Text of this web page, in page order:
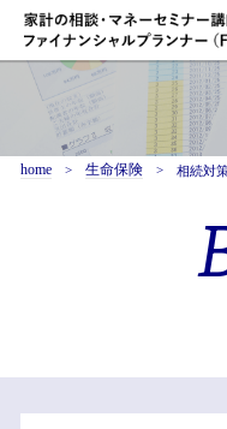
home 生命保険 相続対